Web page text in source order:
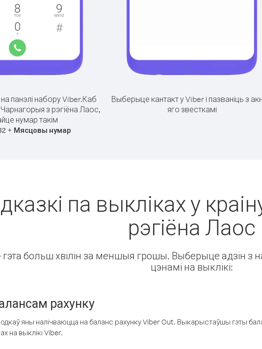
панэлі набору Viber.Каб
Чарнагорыя з рэгіёна Лаос,
нумар такім
+ Мясцовы нумар
Выберыце кантакт у Viber і пазваніць з
яго звесткамі
па выкліках у
рэгіёна Лаос
больш хвілін за меншыя грошы. Выберыце адзін з
цэнамі на выклікі:
рахунку
яны налічваюцца на баланс рахунку Viber Out. Выкарыстаўшы гэты
на выклікі Viber.